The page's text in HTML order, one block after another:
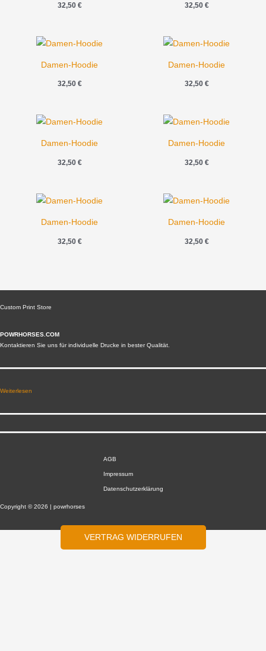
32,50 € 32,50 €
Damen-Hoodie
32,50 €
Damen-Hoodie
32,50 €
Damen-Hoodie
32,50 €
Damen-Hoodie
32,50 €
Damen-Hoodie
32,50 €
Damen-Hoodie
32,50 €
Custom Print Store
POWRHORSES.COM
Kontaktieren Sie uns für individuelle Drucke in bester Qualität.
Weiterlesen
AGB
Impressum
Datenschutzerklärung
Copyright © 2026 | powrhorses
VERTRAG WIDERRUFEN